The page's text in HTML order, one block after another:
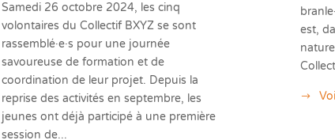
Samedi 26 octobre 2024, les cinq
volontaires du Collectif BXYZ se sont
rassemblé·e·s pour une journée
savoureuse de formation et de
coordination de leur projet. Depuis la
reprise des activités en septembre, les
jeunes ont déjà participé à une première
session de...
est,